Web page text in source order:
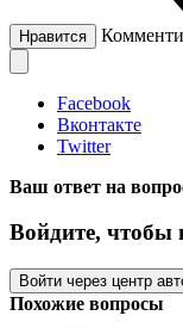
Нравится
Facebook
Вконтакте
Twitter
Ваш ответ на
Войдите, чтобы
Войти через центр
Похожие вопросы